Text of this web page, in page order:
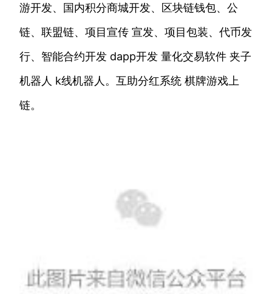
游开发、国内积分商城开发、区块链钱包、公
链、联盟链、项目宣传 宣发、项目包装、代币发
行、智能合约开发 dapp开发 量化交易软件 夹子
机器人 k线机器人。互助分红系统 棋牌游戏上
链。